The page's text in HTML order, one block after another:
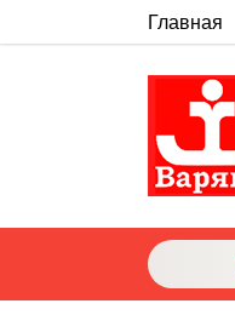
Главная